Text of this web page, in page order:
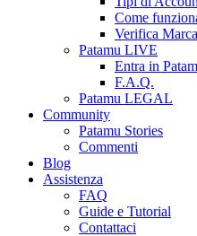
Come
Verifica
Patamu LIVE
Entra in
F.A.Q.
Patamu LEGAL
Community
Patamu Stories
Commenti
Blog
Assistenza
FAQ
Guide e Tutorial
Contattaci